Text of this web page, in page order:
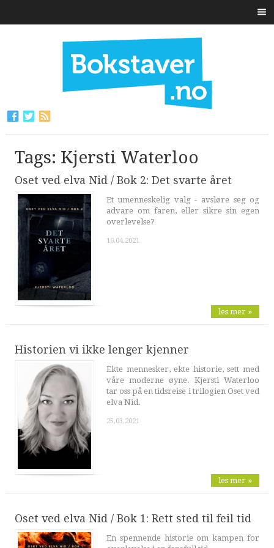
Tags: Kjersti Waterloo
Oset ved elva Nid / Bok 2: Det svarte året
Et umenneskelig valg - avsløre seg og
advare om faren, eller sikre sin egen
overlevelse?
16.04.2021
les mer »
Historien vi ikke lenger kjenner
Ekte mennesker, ekte historie, sett med
våre moderne øyne. Kjersti Waterloo
tar oss på en tidsreise i trilogien Oset ved
elva Nid.
25.03.2021
les mer »
Oset ved elva Nid / Bok 1: Rett sted til feil tid
En spennende historie om kampen for